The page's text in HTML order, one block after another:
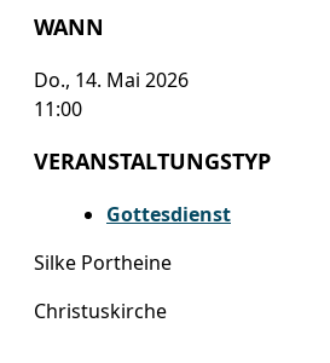
WANN
Do., 14. Mai 2026
11:00
VERANSTALTUNGSTYP
Gottesdienst
Silke Portheine
Christuskirche